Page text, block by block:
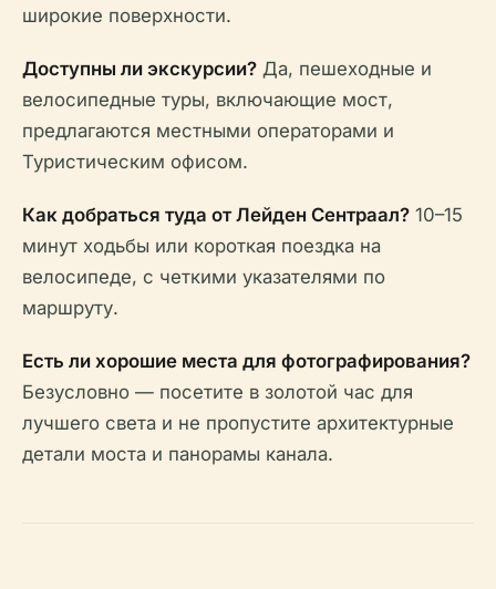
широкие поверхности.
Доступны ли экскурсии? Да, пешеходные и
велосипедные туры, включающие мост,
предлагаются местными операторами и
Туристическим офисом.
Как добраться туда от Лейден Сентраал? 10–15
минут ходьбы или короткая поездка на
велосипеде, с четкими указателями по
маршруту.
Есть ли хорошие места для фотографирования?
Безусловно — посетите в золотой час для
лучшего света и не пропустите архитектурные
детали моста и панорамы канала.